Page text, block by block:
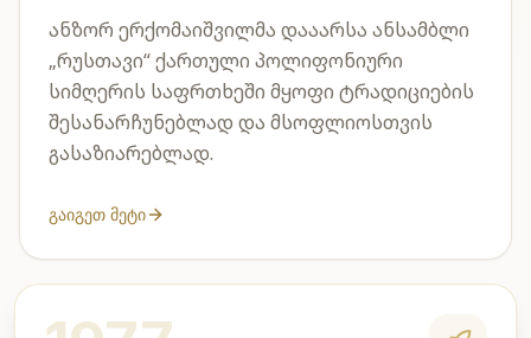
ანზორ ერქომაიშვილმა დააარსა ანსამბლი
„რუსთავი“ ქართული პოლიფონიური
სიმღერის საფრთხეში მყოფი ტრადიციების
შესანარჩუნებლად და მსოფლიოსთვის
გასაზიარებლად.
გაიგეთ მეტი